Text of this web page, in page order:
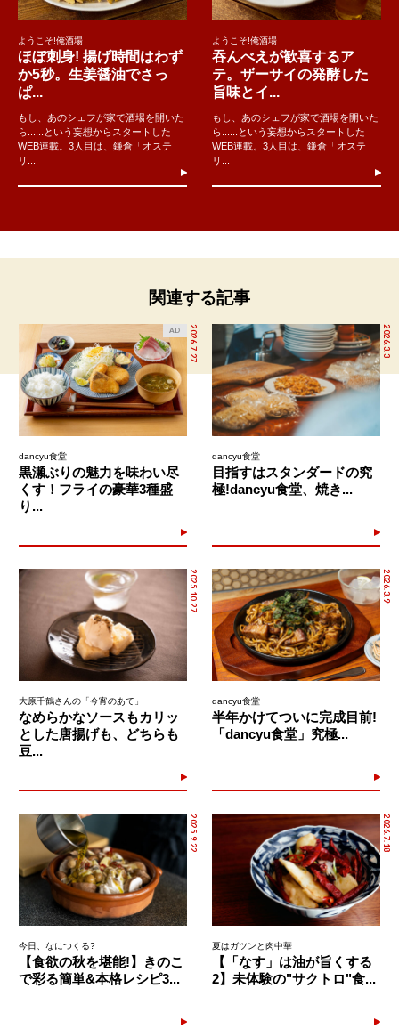
ようこそ!俺酒場
ほぼ刺身! 揚げ時間はわず
か5秒。生姜醤油でさっ
ぱ...
もし、あのシェフが家で酒場を開いた
ら......という妄想からスタートした
WEB連載。3人目は、鎌倉「オステ
リ...
ようこそ!俺酒場
吞んべえが歓喜するア
テ。ザーサイの発酵した
旨味とイ...
もし、あのシェフが家で酒場を開いた
ら......という妄想からスタートした
WEB連載。3人目は、鎌倉「オステ
リ...
関連する記事
2026.7.27
AD
dancyu食堂
黒瀬ぶりの魅力を味わい尽
くす！フライの豪華3種盛
り...
2026.3.3
dancyu食堂
目指すはスタンダードの究
極!dancyu食堂、焼き...
2025.10.27
大原千鶴さんの「今宵のあて」
なめらかなソースもカリッ
とした唐揚げも、どちらも
豆...
2026.3.9
dancyu食堂
半年かけてついに完成目前!
「dancyu食堂」究極...
2025.9.22
今日、なにつくる?
【食欲の秋を堪能!】きのこ
で彩る簡単&本格レシピ3...
2026.7.18
夏はガツンと肉中華
【「なす」は油が旨くする
2】未体験の"サクトロ"食...